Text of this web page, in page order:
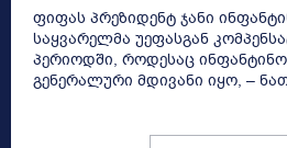
ფიფას პრეზიდენტ ჯანი
საყვარელმა უეფასგან
პერიოდში, როდესაც
გენერალური მდივანი იყო, –